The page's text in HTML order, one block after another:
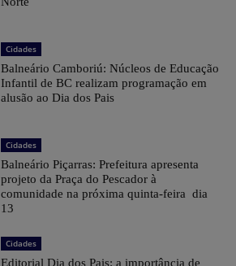
Cidades
Balneário Camboriú: Núcleos de Educação
Infantil de BC realizam programação em
alusão ao Dia dos Pais
Cidades
Balneário Piçarras: Prefeitura apresenta
projeto da Praça do Pescador à
comunidade na próxima quinta-feira dia
13
Cidades
Editorial Dia dos Pais: a importância de